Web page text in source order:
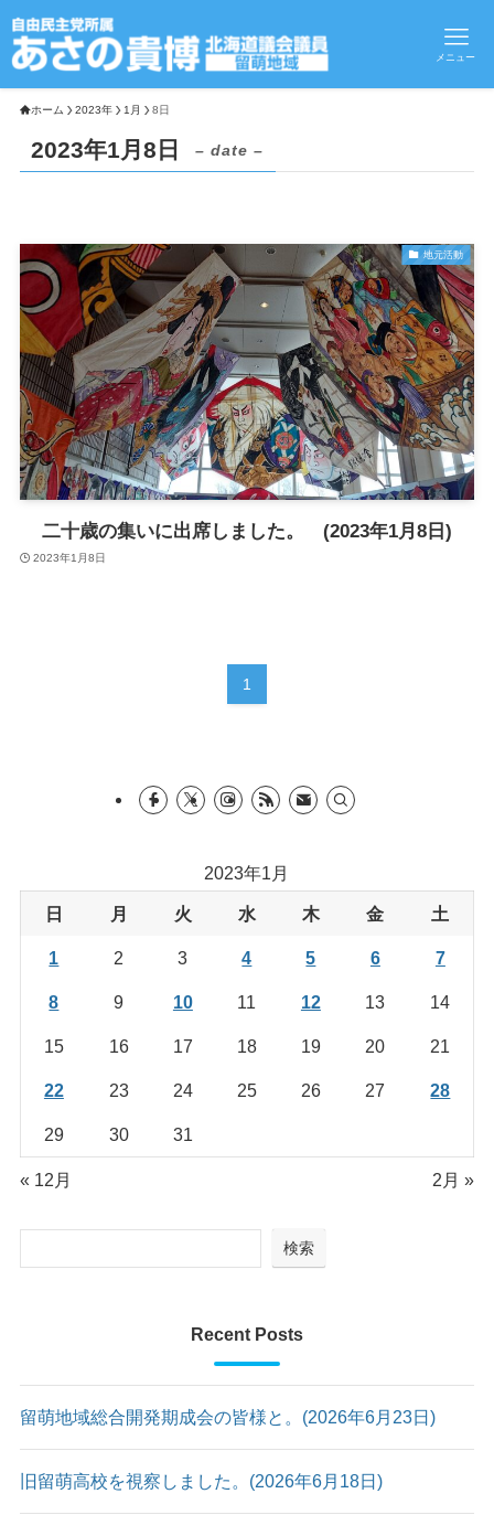
メニュー
ホーム 2023年 1月 8日
2023年1月8日 – date –
地元活動
二十歳の集いに出席しました。 (2023年1月8日)
2023年1月8日
1
2023年1月
日 月 火 水 木 金 土
1 2 3 4 5 6 7
8 9 10 11 12 13 14
15 16 17 18 19 20 21
22 23 24 25 26 27 28
29 30 31
« 12月 2月 »
検索
Recent Posts
留萌地域総合開発期成会の皆様と。(2026年6月23日)
旧留萌高校を視察しました。(2026年6月18日)